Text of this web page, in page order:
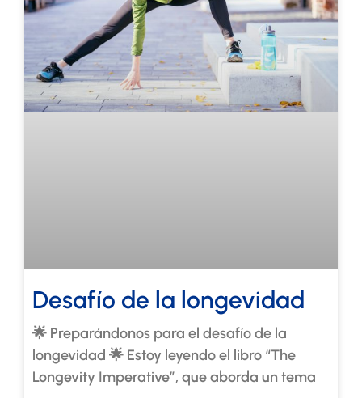
Desafío de la longevidad
🌟 Preparándonos para el desafío de la
longevidad 🌟 Estoy leyendo el libro “The
Longevity Imperative”, que aborda un tema